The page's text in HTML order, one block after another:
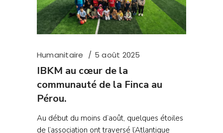
Humanitaire 5 août 2025
IBKM au cœur de la
communauté de la Finca au
Pérou.
Au début du moins d’août, quelques étoiles
de l’association ont traversé l’Atlantique